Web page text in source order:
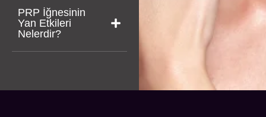
PRP İğnesinin
Yan Etkileri
Nelerdir?